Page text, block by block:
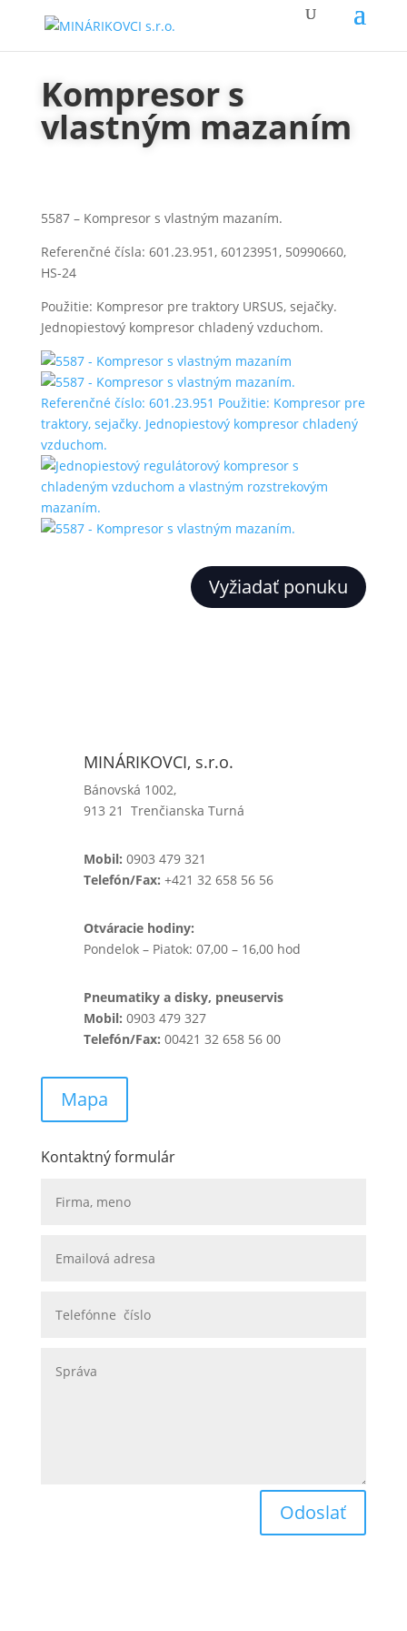
Kompresor s
vlastným mazaním
5587 – Kompresor s vlastným mazaním.
Referenčné čísla: 601.23.951, 60123951, 50990660,
HS-24
Použitie: Kompresor pre traktory URSUS, sejačky.
Jednopiestový kompresor chladený vzduchom.
Vyžiadať ponuku
MINÁRIKOVCI, s.r.o.
Bánovská 1002,
913 21 Trenčianska Turná
Mobil: 0903 479 321
Telefón/Fax: +421 32 658 56 56
Otváracie hodiny:
Pondelok – Piatok: 07,00 – 16,00 hod
Pneumatiky a disky, pneuservis
Mobil: 0903 479 327
Telefón/Fax: 00421 32 658 56 00
Mapa
Kontaktný formulár
Odoslať